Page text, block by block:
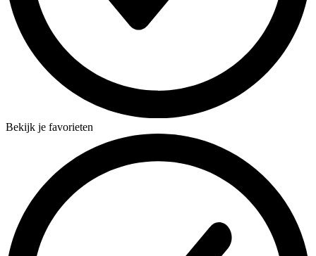
Bekijk je favorieten